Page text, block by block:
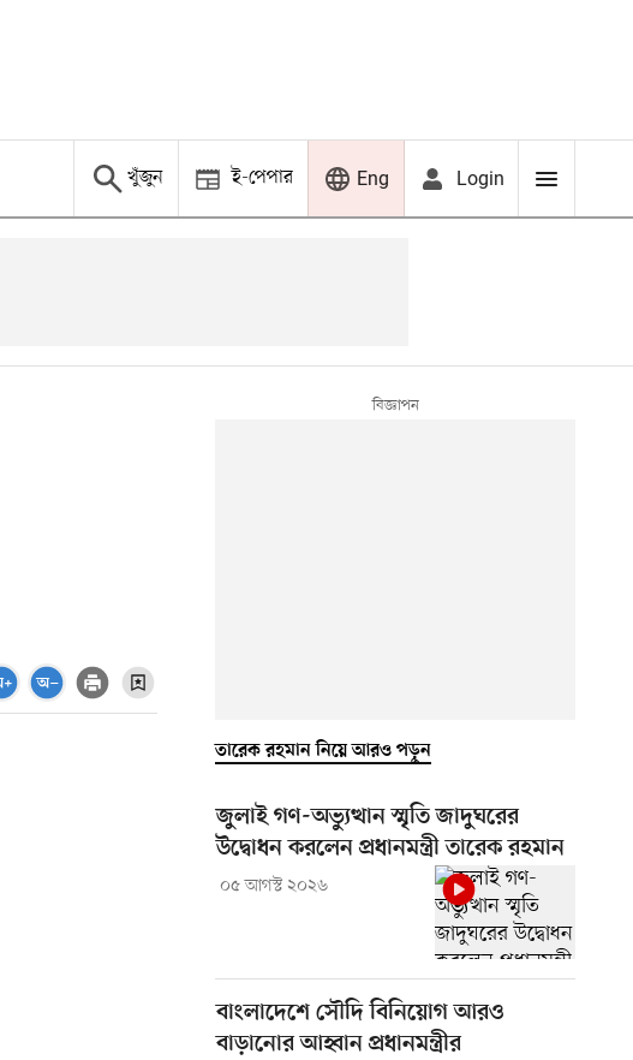
খুঁজুন ই-পেপার Eng Login
তারেক রহমান নিয়ে আরও পড়ুন
জুলাই গণ-অভ্যুত্থান স্মৃতি জাদুঘরের
উদ্বোধন করলেন প্রধানমন্ত্রী তারেক রহমান
০৫ আগস্ট ২০২৬
বাংলাদেশে সৌদি বিনিয়োগ আরও
বাড়ানোর আহ্বান প্রধানমন্ত্রীর